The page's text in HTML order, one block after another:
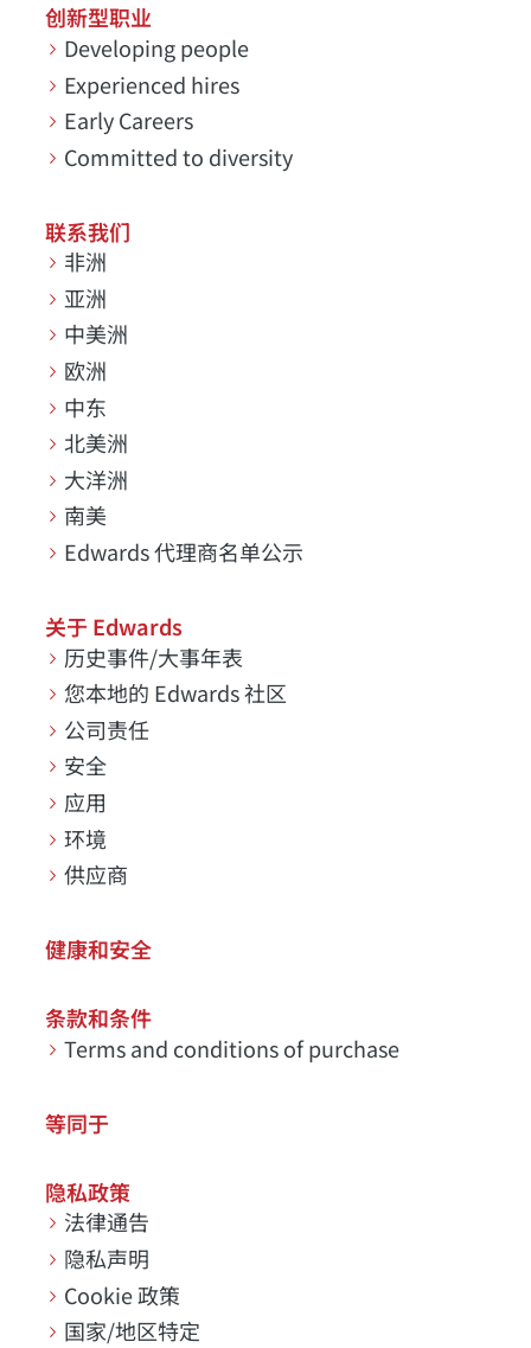
创新型职业
Developing people
Experienced hires
Early Careers
Committed to diversity
联系我们
非洲
亚洲
中美洲
欧洲
中东
北美洲
大洋洲
南美
Edwards 代理商名单公示
关于 Edwards
历史事件/大事年表
您本地的 Edwards 社区
公司责任
安全
应用
环境
供应商
健康和安全
条款和条件
Terms and conditions of purchase
等同于
隐私政策
法律通告
隐私声明
Cookie 政策
国家/地区特定